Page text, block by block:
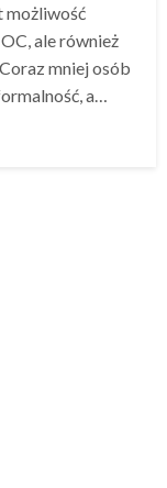
możliwość
ale również
mniej osób
a…